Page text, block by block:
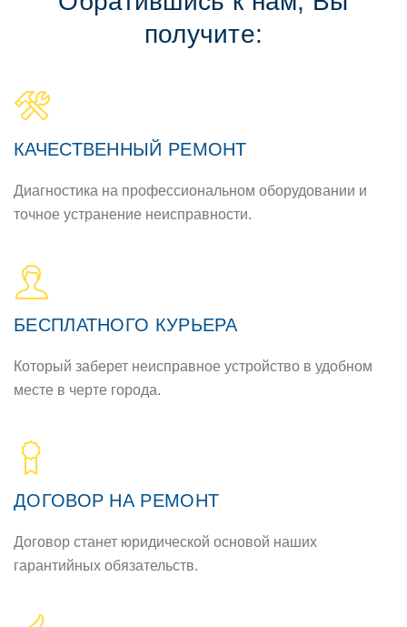
получите:
КАЧЕСТВЕННЫЙ РЕМОНТ
Диагностика на профессиональном оборудовании и
точное устранение неисправности.
БЕСПЛАТНОГО КУРЬЕРА
Который заберет неисправное устройство в удобном
месте в черте города.
ДОГОВОР НА РЕМОНТ
Договор станет юридической основой наших
гарантийных обязательств.